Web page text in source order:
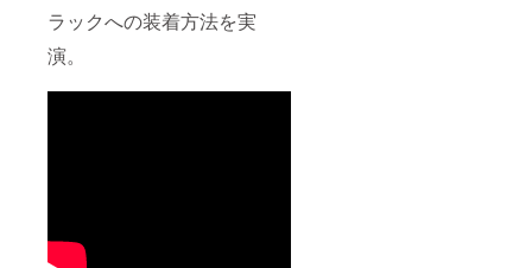
ラックへの装着方法を実
演。